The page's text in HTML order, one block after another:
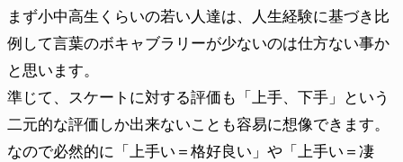
まず小中高生くらいの若い人達は、人生経験に基づき比
例して言葉のボキャブラリーが少ないのは仕方ない事か
と思います。
準じて、スケートに対する評価も「上手、下手」という
二元的な評価しか出来ないことも容易に想像できます。
なので必然的に「上手い＝格好良い」や「上手い＝凄